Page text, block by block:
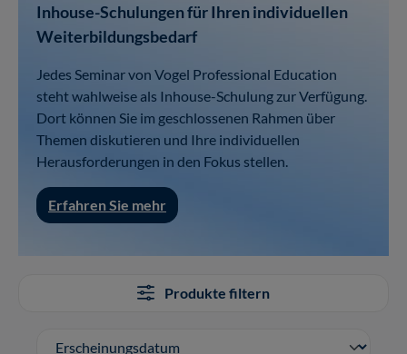
Inhouse-Schulungen für Ihren individuellen
Weiterbildungsbedarf
Jedes Seminar von Vogel Professional Education
steht wahlweise als Inhouse-Schulung zur Verfügung.
Dort können Sie im geschlossenen Rahmen über
Themen diskutieren und Ihre individuellen
Herausforderungen in den Fokus stellen.
Erfahren Sie mehr
Produkte filtern